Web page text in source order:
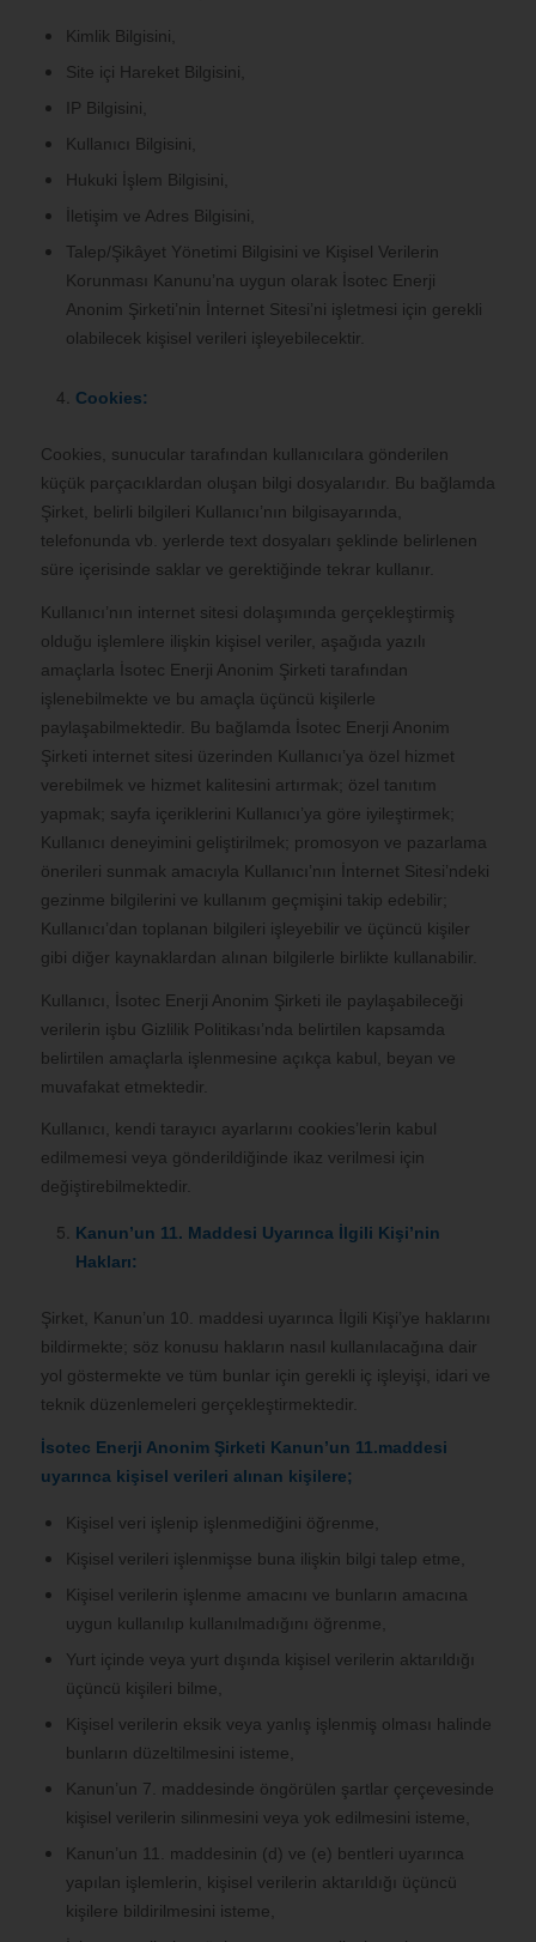
Kimlik Bilgisini,
Site içi Hareket Bilgisini,
IP Bilgisini,
Kullanıcı Bilgisini,
Hukuki İşlem Bilgisini,
İletişim ve Adres Bilgisini,
Talep/Şikâyet Yönetimi Bilgisini ve Kişisel Verilerin
Korunması Kanunu’na uygun olarak İsotec Enerji
Anonim Şirketi’nin İnternet Sitesi’ni işletmesi için gerekli
olabilecek kişisel verileri işleyebilecektir.
Cookies:
Cookies, sunucular tarafından kullanıcılara gönderilen
küçük parçacıklardan oluşan bilgi dosyalarıdır. Bu bağlamda
Şirket, belirli bilgileri Kullanıcı’nın bilgisayarında,
telefonunda vb. yerlerde text dosyaları şeklinde belirlenen
süre içerisinde saklar ve gerektiğinde tekrar kullanır.
Kullanıcı’nın internet sitesi dolaşımında gerçekleştirmiş
olduğu işlemlere ilişkin kişisel veriler, aşağıda yazılı
amaçlarla İsotec Enerji Anonim Şirketi tarafından
işlenebilmekte ve bu amaçla üçüncü kişilerle
paylaşabilmektedir. Bu bağlamda İsotec Enerji Anonim
Şirketi internet sitesi üzerinden Kullanıcı’ya özel hizmet
verebilmek ve hizmet kalitesini artırmak; özel tanıtım
yapmak; sayfa içeriklerini Kullanıcı’ya göre iyileştirmek;
Kullanıcı deneyimini geliştirilmek; promosyon ve pazarlama
önerileri sunmak amacıyla Kullanıcı’nın İnternet Sitesi’ndeki
gezinme bilgilerini ve kullanım geçmişini takip edebilir;
Kullanıcı’dan toplanan bilgileri işleyebilir ve üçüncü kişiler
gibi diğer kaynaklardan alınan bilgilerle birlikte kullanabilir.
Kullanıcı, İsotec Enerji Anonim Şirketi ile paylaşabileceği
verilerin işbu Gizlilik Politikası’nda belirtilen kapsamda
belirtilen amaçlarla işlenmesine açıkça kabul, beyan ve
muvafakat etmektedir.
Kullanıcı, kendi tarayıcı ayarlarını cookies’lerin kabul
edilmemesi veya gönderildiğinde ikaz verilmesi için
değiştirebilmektedir.
Kanun’un 11. Maddesi Uyarınca İlgili Kişi’nin
Hakları:
Şirket, Kanun’un 10. maddesi uyarınca İlgili Kişi’ye haklarını
bildirmekte; söz konusu hakların nasıl kullanılacağına dair
yol göstermekte ve tüm bunlar için gerekli iç işleyişi, idari ve
teknik düzenlemeleri gerçekleştirmektedir.
İsotec Enerji Anonim Şirketi Kanun’un 11.maddesi
uyarınca kişisel verileri alınan kişilere;
Kişisel veri işlenip işlenmediğini öğrenme,
Kişisel verileri işlenmişse buna ilişkin bilgi talep etme,
Kişisel verilerin işlenme amacını ve bunların amacına
uygun kullanılıp kullanılmadığını öğrenme,
Yurt içinde veya yurt dışında kişisel verilerin aktarıldığı
üçüncü kişileri bilme,
Kişisel verilerin eksik veya yanlış işlenmiş olması halinde
bunların düzeltilmesini isteme,
Kanun’un 7. maddesinde öngörülen şartlar çerçevesinde
kişisel verilerin silinmesini veya yok edilmesini isteme,
Kanun’un 11. maddesinin (d) ve (e) bentleri uyarınca
yapılan işlemlerin, kişisel verilerin aktarıldığı üçüncü
kişilere bildirilmesini isteme,